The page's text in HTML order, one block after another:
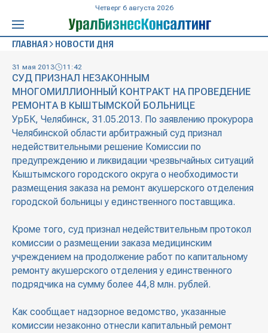
Четверг 6 августа 2026
ГЛАВНАЯ НОВОСТИ ДНЯ
31 мая 2013 11:42
СУД ПРИЗНАЛ НЕЗАКОННЫМ
МНОГОМИЛЛИОННЫЙ КОНТРАКТ НА ПРОВЕДЕНИЕ
РЕМОНТА В КЫШТЫМСКОЙ БОЛЬНИЦЕ
УрБК, Челябинск, 31.05.2013. По заявлению прокурора
Челябинской области арбитражный суд признал
недействительными решение Комиссии по
предупреждению и ликвидации чрезвычайных ситуаций
Кыштымского городского округа о необходимости
размещения заказа на ремонт акушерского отделения
городской больницы у единственного поставщика.
Кроме того, суд признал недействительным протокол
комиссии о размещении заказа медицинским
учреждением на продолжение работ по капитальному
ремонту акушерского отделения у единственного
подрядчика на сумму более 44,8 млн. рублей.
Как сообщает надзорное ведомство, указанные
комиссии незаконно отнесли капитальный ремонт